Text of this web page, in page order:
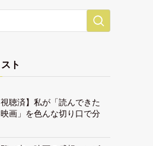
ト
視聴済】私が「読んできた
画」を色んな切り口で分